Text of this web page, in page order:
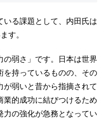
いる課題として、内田氏は
す。
の弱さ」です。日本は世界
を持っているものの、その
弱いと昔から指摘されて
業的成功に結びつけるため
力の強化が急務となってい